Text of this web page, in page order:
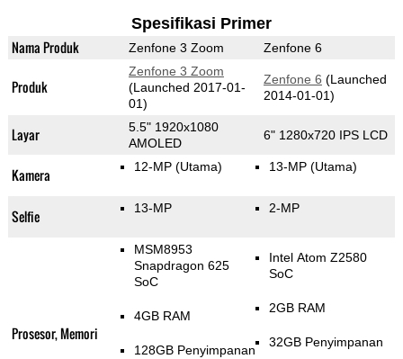
Spesifikasi Primer
Nama Produk Zenfone 3 Zoom Zenfone 6
Produk
Zenfone 3 Zoom
(Launched 2017-01-
01)
Zenfone 6 (Launched
2014-01-01)
Layar
5.5" 1920x1080
AMOLED
6" 1280x720 IPS LCD
Kamera 12-MP (Utama) 13-MP (Utama)
Selfie 13-MP 2-MP
Prosesor, Memori
MSM8953
Snapdragon 625
SoC
4GB RAM
128GB Penyimpanan
Intel Atom Z2580
SoC
2GB RAM
32GB Penyimpanan